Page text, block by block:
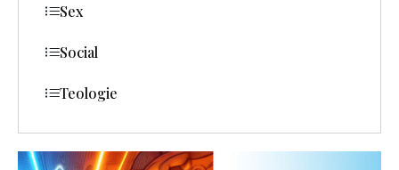
Sex
Social
Teologie